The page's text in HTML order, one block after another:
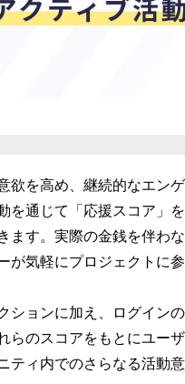
欲を高め、継続的なエン
を通じて「応援スコア」
ます。実際の金銭を伴わ
が気軽にプロジェクトに
ションに加え、ログイン
らのスコアをもとにユー
ティ内でのさらなる活動